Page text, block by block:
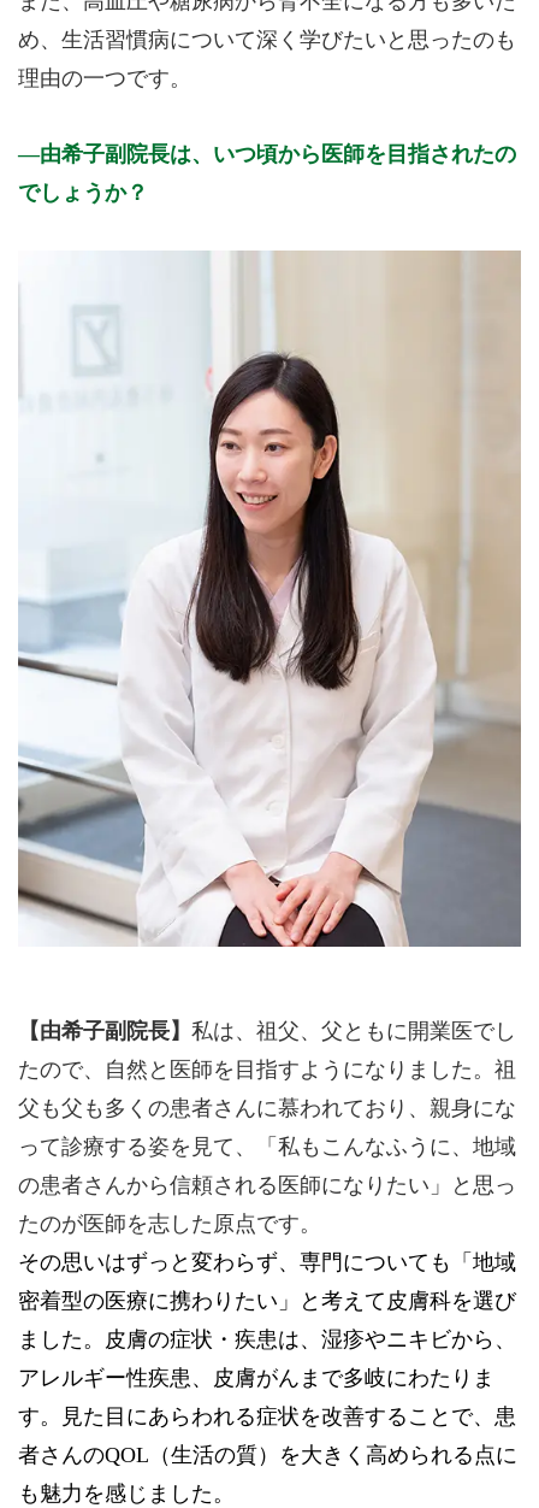
め、生活習慣病について深く学びたいと思ったのも
理由の一つです。
由希子副院長は、いつ頃から医師を目指されたの
でしょうか？
【由希子副院長】 私は、祖父、父ともに開業医でし
たので、自然と医師を目指すようになりました。祖
父も父も多くの患者さんに慕われており、親身にな
って診療する姿を見て、「私もこんなふうに、地域
の患者さんから信頼される医師になりたい」と思っ
たのが医師を志した原点です。
その思いはずっと変わらず、専門についても「地域
密着型の医療に携わりたい」と考えて皮膚科を選び
ました。皮膚の症状・疾患は、湿疹やニキビから、
アレルギー性疾患、皮膚がんまで多岐にわたりま
す。見た目にあらわれる症状を改善することで、患
者さんのQOL（生活の質）を大きく高められる点に
も魅力を感じました。